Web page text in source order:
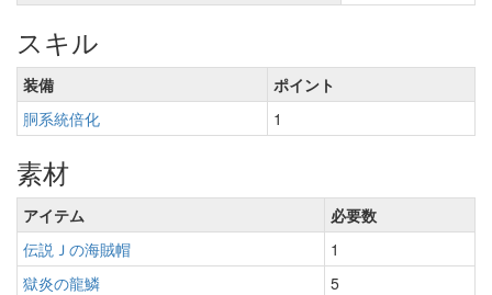
スキル
装備
ポイント
胴系統倍化
1
素材
アイテム
必要数
伝説Ｊの海賊帽
1
獄炎の龍鱗
5